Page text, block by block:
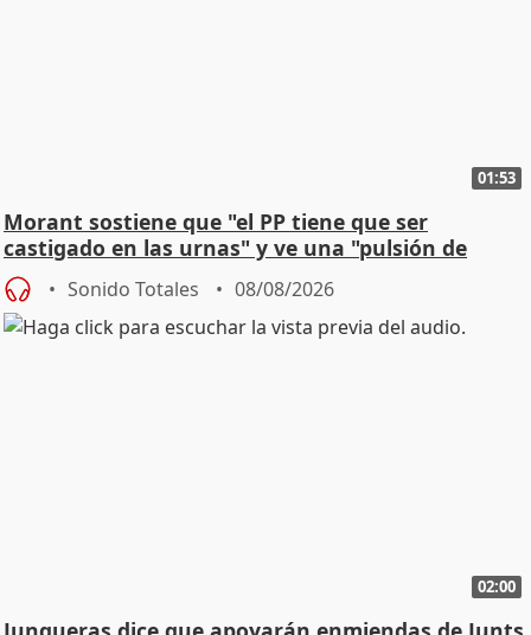
01:53
Morant sostiene que "el PP tiene que ser
castigado en las urnas" y ve una "pulsión de
cambio"
Sonido Totales 08/08/2026
02:00